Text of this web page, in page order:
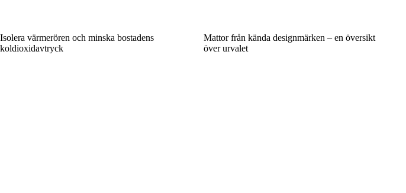
Isolera värmerören och minska bostadens
koldioxidavtryck
Mattor från kända designmärken – en översikt
över urvalet